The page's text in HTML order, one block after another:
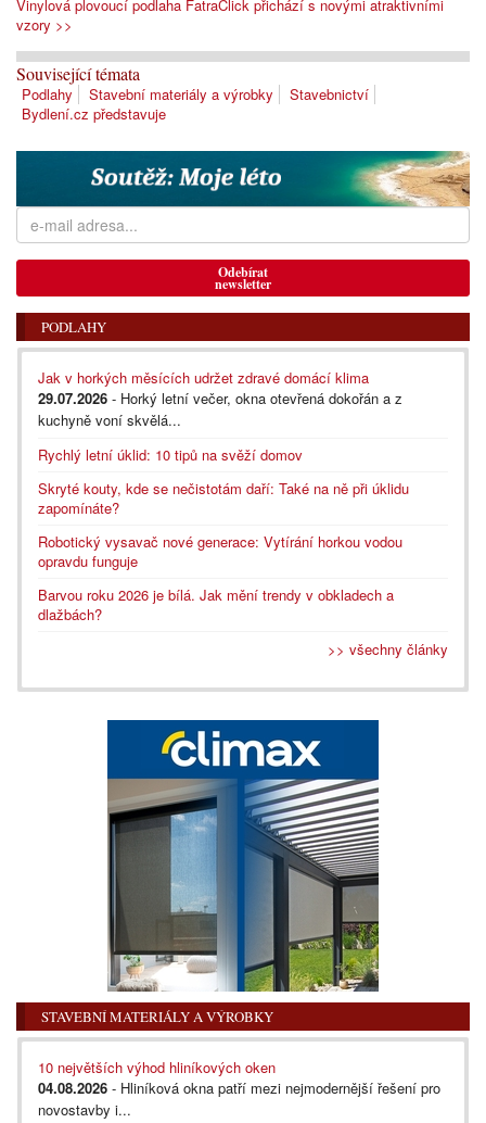
Vinylová plovoucí podlaha FatraClick přichází s novými atraktivními
vzory >>
Související témata
Podlahy Stavební materiály a výrobky
Stavebnictví
Bydlení.cz představuje
Odebírat
newsletter
PODLAHY
Jak v horkých měsících udržet zdravé domácí klima
29.07.2026 - Horký letní večer, okna otevřená dokořán a z
kuchyně voní skvělá...
Rychlý letní úklid: 10 tipů na svěží domov
Skryté kouty, kde se nečistotám daří: Také na ně při úklidu
zapomínáte?
Robotický vysavač nové generace: Vytírání horkou vodou
opravdu funguje
Barvou roku 2026 je bílá. Jak mění trendy v obkladech a
dlažbách?
>> všechny články
STAVEBNÍ MATERIÁLY A VÝROBKY
10 největších výhod hliníkových oken
04.08.2026 - Hliníková okna patří mezi nejmodernější řešení pro
novostavby i...